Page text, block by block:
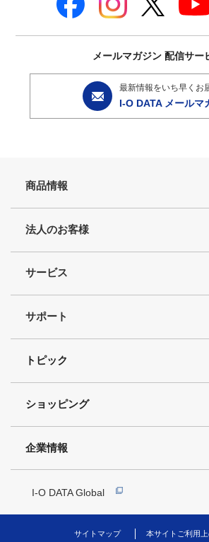
メールマガジン 配信サー
最新情報をいち早くお
I-O DATA メールマ
商品情報
法人のお客様
サービス
サポート
トピック
ショッピング
企業情報
I-O DATA Global
サイトマップ 本サイトご利用